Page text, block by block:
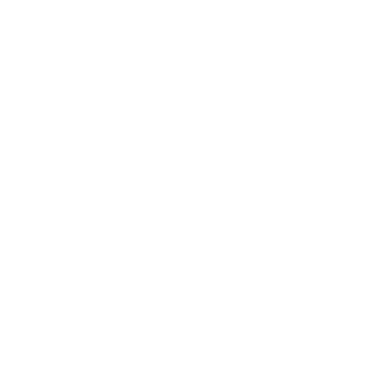
ただきたいと思いました🙇‍♀️
イズが良かったかな？